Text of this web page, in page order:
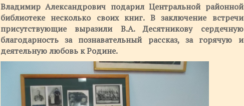
Владимир Александрович подарил Центральной районной
библиотеке несколько своих книг. В заключение встречи
присутствующие выразили В.А. Десятникову сердечную
благодарность за познавательный рассказ, за горячую и
деятельную любовь к Родине.